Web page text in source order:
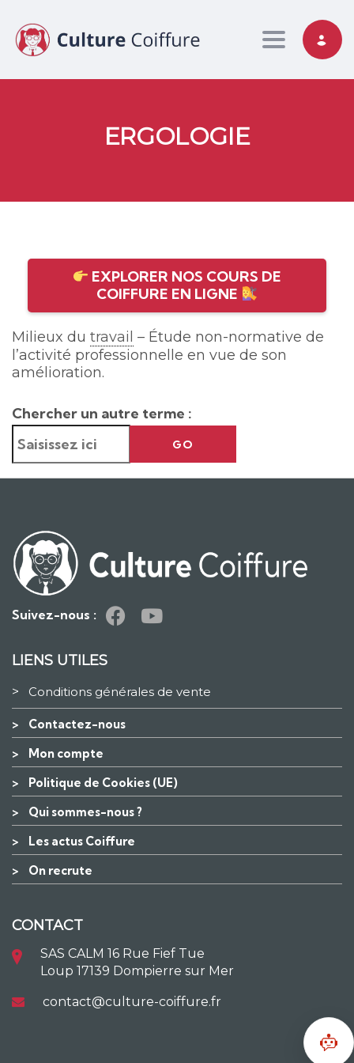
Toggle
ERGOLOGIE
EXPLORER NOS COURS DE
COIFFURE EN LIGNE
Milieux du travail – Étude non-normative de
l’activité professionnelle en vue de son
amélioration.
Chercher un autre terme :
GO
Suivez-nous :
LIENS UTILES
> Conditions générales de vente
> Contactez-nous
> Mon compte
> Politique de Cookies (UE)
> Qui sommes-nous ?
> Les actus Coiffure
> On recrute
CONTACT
SAS CALM 16 Rue Fief Tue
Loup 17139 Dompierre sur Mer
contact@culture-coiffure.fr